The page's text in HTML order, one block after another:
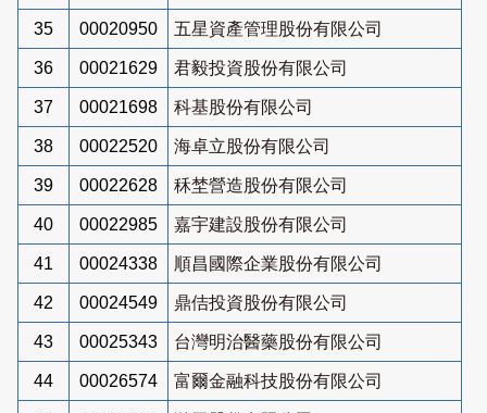
35 00020950 五星資產管理股份有限公司
36 00021629 君毅投資股份有限公司
37 00021698 科基股份有限公司
38 00022520 海卓立股份有限公司
39 00022628 秝埜營造股份有限公司
40 00022985 嘉宇建設股份有限公司
41 00024338 順昌國際企業股份有限公司
42 00024549 鼎佶投資股份有限公司
43 00025343 台灣明治醫藥股份有限公司
44 00026574 富爾金融科技股份有限公司